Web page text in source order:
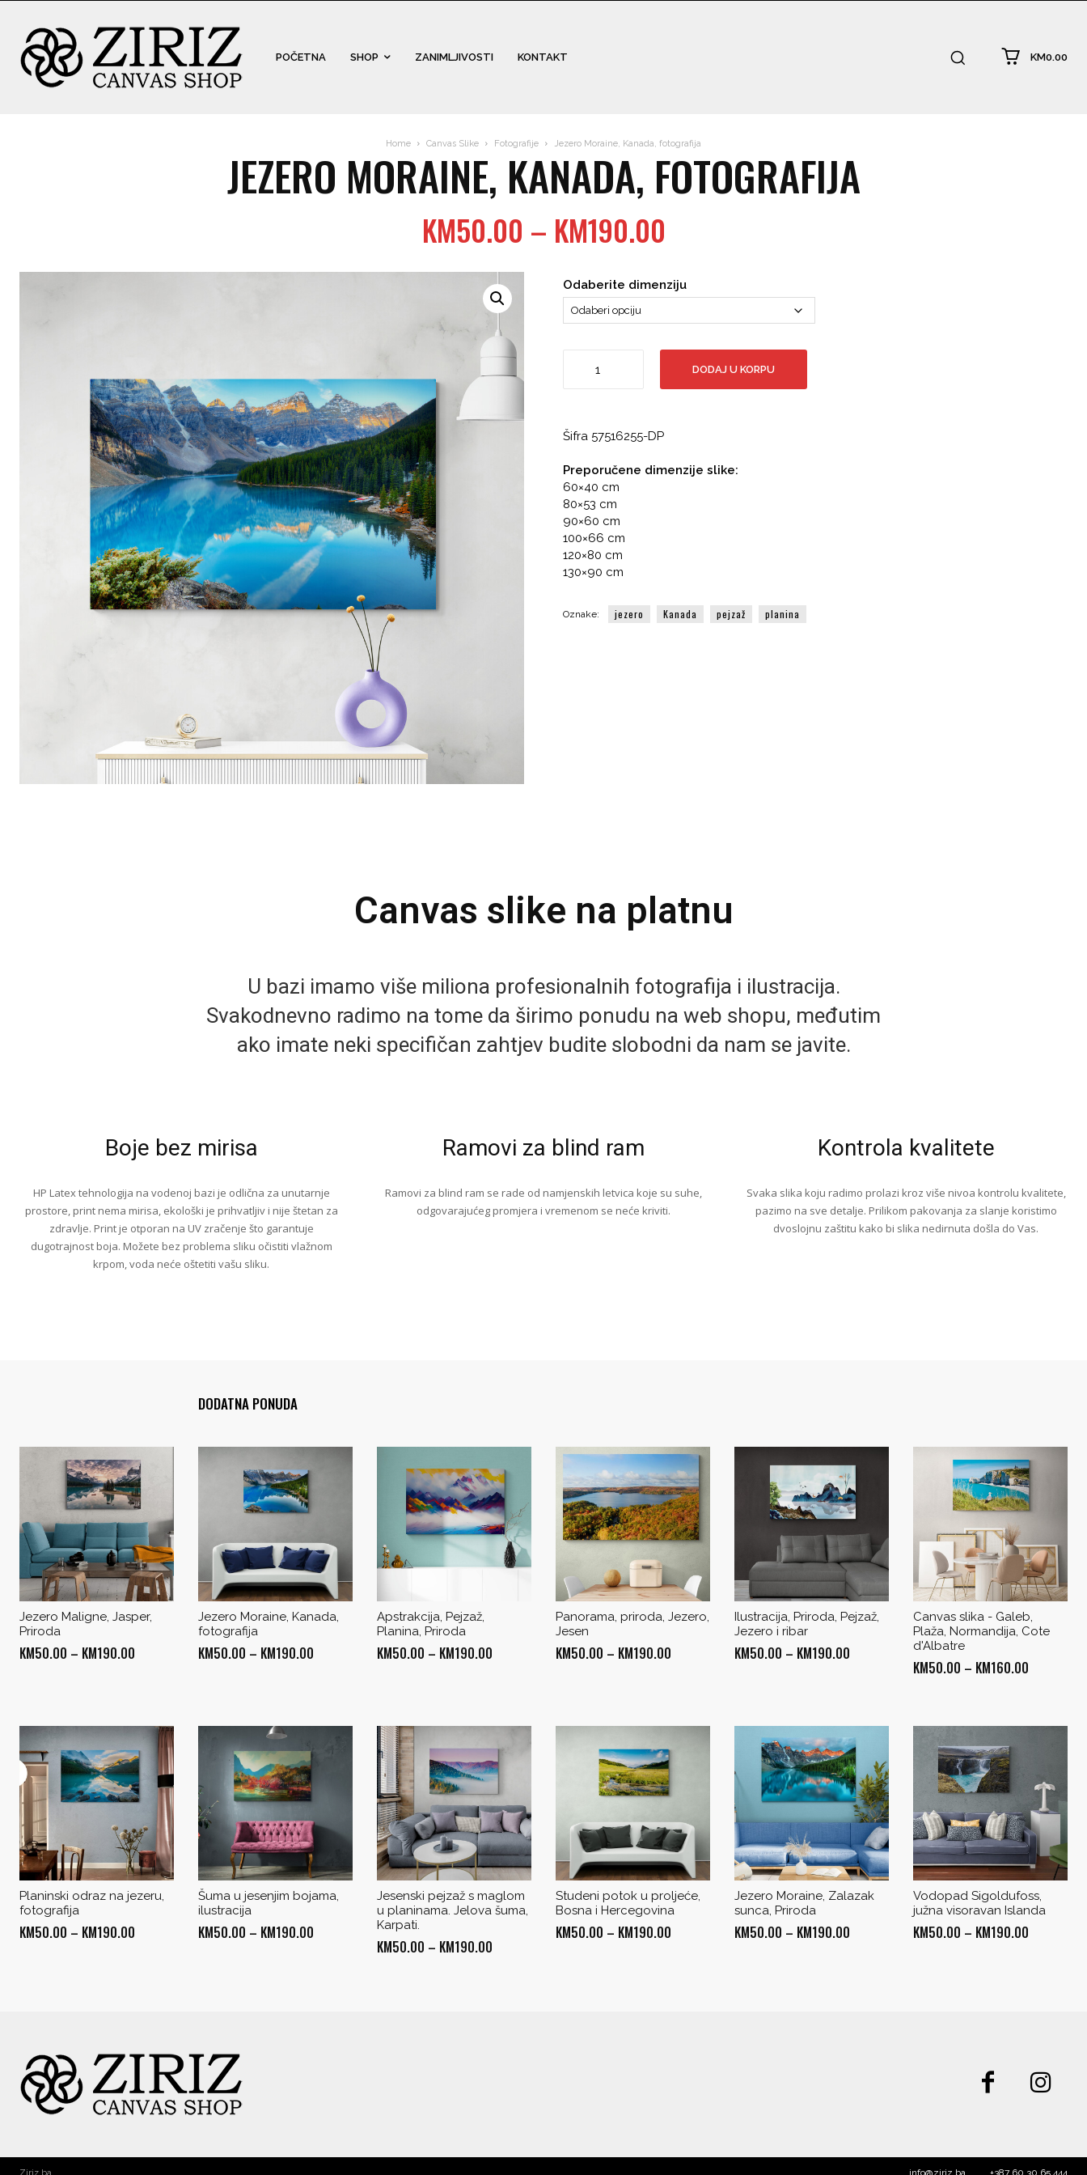
POČETNA SHOP ZANIMLJIVOSTI KONTAKT KM0.00
Home Canvas Slike Fotografije Jezero Moraine, Kanada, fotografija
JEZERO MORAINE, KANADA, FOTOGRAFIJA
KM50.00 – KM190.00
KM50.00
through
KM190.00
Odaberite dimenziju
Moraine,
DODAJ U KORPU
Šifra 57516255-DP
Preporučene dimenzije slike:
60×40 cm
80×53 cm
90×60 cm
100×66 cm
120×80 cm
130×90 cm
Oznake: jezero Kanada pejzaž planina
Canvas slike na platnu
U bazi imamo više miliona profesionalnih fotografija i ilustracija.
Svakodnevno radimo na tome da širimo ponudu na web shopu, međutim
ako imate neki specifičan zahtjev budite slobodni da nam se javite.
Boje bez mirisa
HP Latex tehnologija na vodenoj bazi je odlična za unutarnje
prostore, print nema mirisa, ekološki je prihvatljiv i nije štetan za
zdravlje. Print je otporan na UV zračenje što garantuje
dugotrajnost boja. Možete bez problema sliku očistiti vlažnom
krpom, voda neće oštetiti vašu sliku.
Ramovi za blind ram
Ramovi za blind ram se rade od namjenskih letvica koje su suhe,
odgovarajućeg promjera i vremenom se neće kriviti.
Kontrola kvalitete
Svaka slika koju radimo prolazi kroz više nivoa kontrolu kvalitete,
pazimo na sve detalje. Prilikom pakovanja za slanje koristimo
dvoslojnu zaštitu kako bi slika nedirnuta došla do Vas.
DODATNA PONUDA
Jezero Maligne, Jasper,
Priroda
KM50.00 – KM190.00
KM190.00
Jezero Moraine, Kanada,
fotografija
KM50.00 – KM190.00
Apstrakcija, Pejzaž,
Planina, Priroda
KM50.00 – KM190.00
KM190.00
Panorama, priroda, Jezero,
Jesen
KM50.00 – KM190.00
Ilustracija, Priroda, Pejzaž,
Jezero i ribar
KM50.00 – KM190.00
KM190.00
Canvas slika - Galeb,
Plaža, Normandija, Cote
d'Albatre
KM50.00 – KM160.00
through
Planinski odraz na jezeru,
fotografija
KM50.00 – KM190.00
Šuma u jesenjim bojama,
ilustracija
KM50.00 – KM190.00
Jesenski pejzaž s maglom
u planinama. Jelova šuma,
Karpati.
KM50.00 – KM190.00
Studeni potok u proljeće,
Bosna i Hercegovina
KM50.00 – KM190.00
Jezero Moraine, Zalazak
sunca, Priroda
KM50.00 – KM190.00
Vodopad Sigoldufoss,
južna visoravan Islanda
KM50.00 – KM190.00
Ziriz ba